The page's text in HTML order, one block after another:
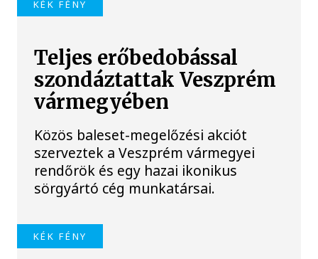
KÉK FÉNY
Teljes erőbedobással
szondáztattak Veszprém
vármegyében
Közös baleset-megelőzési akciót
szerveztek a Veszprém vármegyei
rendőrök és egy hazai ikonikus
sörgyártó cég munkatársai.
KÉK FÉNY